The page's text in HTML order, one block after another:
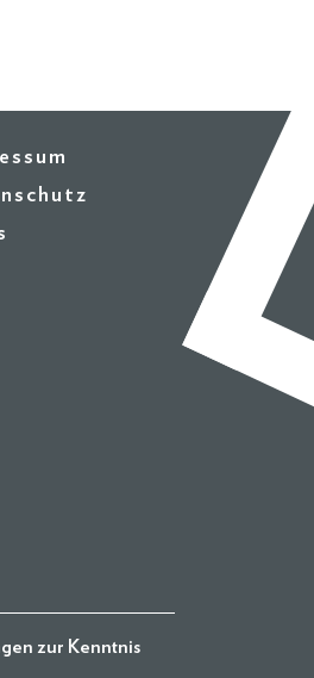
zur Kenntnis